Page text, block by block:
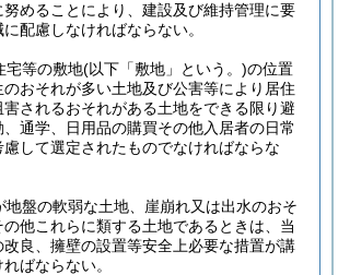
めることにより、建設及び維持管理に要
配慮しなければならない。
宅等の敷地(以下「敷地」という。)の位置
おそれが多い土地及び公害等により居住
されるおそれがある土地をできる限り避
通学、日用品の購買その他入居者の日常
して選定されたものでなければならな
地盤の軟弱な土地、崖崩れ又は出水のおそ
他これらに類する土地であるときは、当
良、擁壁の設置等安全上必要な措置が講
ばならない。